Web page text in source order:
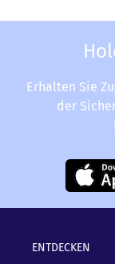
Erhalten Sie
der
ENTDECKEN